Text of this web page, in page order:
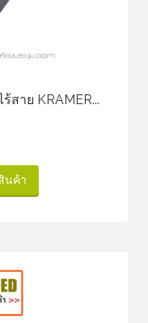
สาย KRAMER...
นค้า